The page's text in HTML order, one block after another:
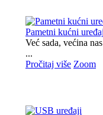
Pametni kućni
Već sada, većina
...
Pročitaj više Zoom